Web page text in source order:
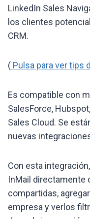
LinkedIn Sales
los clientes
CRM.
( Pulsa para ver tips
Es compatible con
SalesForce,
Sales Cloud. Se
nuevas
Con esta
InMail directamente
compartidas,
empresa y verlos